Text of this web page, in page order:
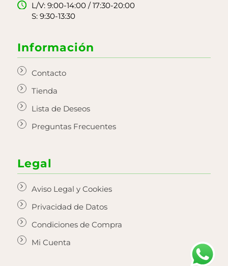
L/V: 9:00-14:00 / 17:30-20:00
S: 9:30-13:30
Información
Contacto
Tienda
Lista de Deseos
Preguntas Frecuentes
Legal
Aviso Legal y Cookies
Privacidad de Datos
Condiciones de Compra
Mi Cuenta